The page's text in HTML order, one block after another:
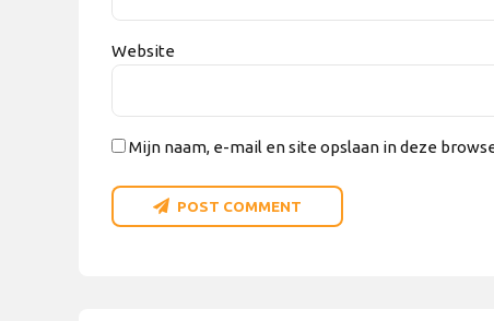
Website
Mijn naam, e-mail en site opslaan in deze
POST COMMENT